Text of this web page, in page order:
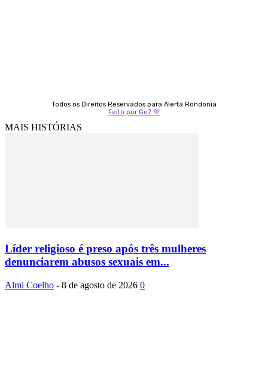
Todos os Direitos Reservados para Alerta Rondonia
Feito por Go7 💜
MAIS HISTÓRIAS
Líder religioso é preso após três mulheres
denunciarem abusos sexuais em...
Almi Coelho - 8 de agosto de 2026 0